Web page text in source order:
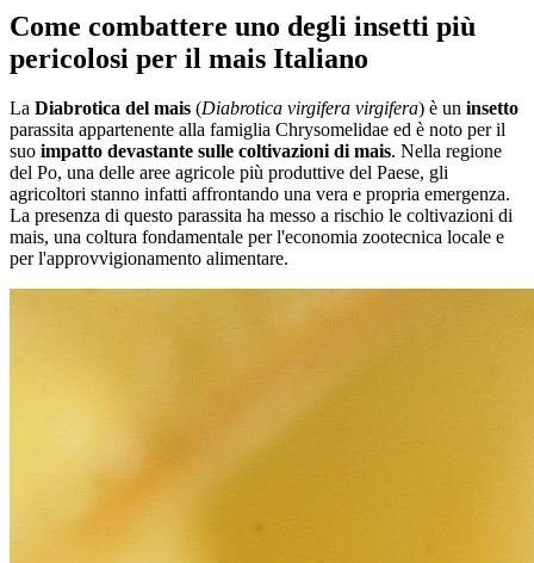
Come combattere uno degli insetti più
pericolosi per il mais Italiano
La Diabrotica del mais (Diabrotica virgifera virgifera) è un insetto
parassita appartenente alla famiglia Chrysomelidae ed è noto per il
suo impatto devastante sulle coltivazioni di mais. Nella regione
del Po, una delle aree agricole più produttive del Paese, gli
agricoltori stanno infatti affrontando una vera e propria emergenza.
La presenza di questo parassita ha messo a rischio le coltivazioni di
mais, una coltura fondamentale per l'economia zootecnica locale e
per l'approvvigionamento alimentare.